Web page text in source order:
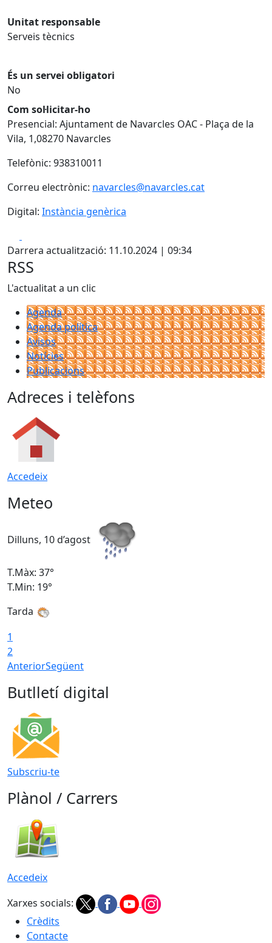
Unitat responsable
Serveis tècnics
És un servei obligatori
No
Com sol·licitar-ho
Presencial: Ajuntament de Navarcles OAC - Plaça de la
Vila, 1,08270 Navarcles
Telefònic: 938310011
Correu electrònic: navarcles@navarcles.cat
Digital: Instància genèrica
Darrera actualització: 11.10.2024 | 09:34
RSS
L'actualitat a un clic
Agenda
Agenda política
Avisos
Notícies
Publicacions
Adreces i telèfons
Accedeix
Meteo
Dilluns, 10 d’agost
T.Màx: 37°
T.Min: 19°
Tarda
1
2
AnteriorSegüent
Butlletí digital
Subscriu-te
Plànol / Carrers
Accedeix
Xarxes socials:
Crèdits
Contacte